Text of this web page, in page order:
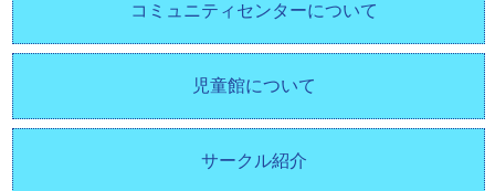
コミュニティセンターについて
児童館について
サークル紹介